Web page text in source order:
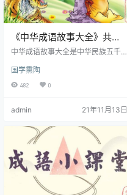
《中华成语故事大全》共
403集 MP3音频
中华成语故事大全是中华民族五千
历经漫长的岁月变迁，在浩如烟海
的历史典籍中，在劳动人民的口耳
相传中，成语不断地产生、发展和
华文化的重要纽带。中国成语故事
观园，里面凝集了丰富的人文社会
知识以及各种自然科学知识，古今
交织，文理兼备，情趣盎然。本书
讲述了几千年来脍炙人口的诸多成
语故事，从一个侧面展示了中华文
化的博大精…
国学熏陶
482 0
admin 21年11月13日